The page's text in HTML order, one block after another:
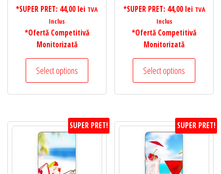
*SUPER PRET: 44,00 lei TVA
Inclus
*Ofertă Competitivă
Monitorizată
Select options
*SUPER PRET: 44,00 lei TVA
Inclus
*Ofertă Competitivă
Monitorizată
Select options
SUPER PRET! SUPER PRET!